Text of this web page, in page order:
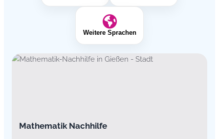
Weitere Sprachen
Mathematik Nachhilfe